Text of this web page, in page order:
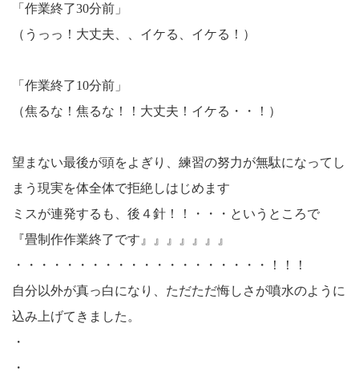
「作業終了30分前」
（うっっ！大丈夫、、イケる、イケる！）
「作業終了10分前」
（焦るな！焦るな！！大丈夫！イケる・・！）
望まない最後が頭をよぎり、練習の努力が無駄になってし
まう現実を体全体で拒絶しはじめます
ミスが連発するも、後４針！！・・・というところで
『畳制作作業終了です』』』』』』』
・・・・・・・・・・・・・・・・・・・・！！！
自分以外が真っ白になり、ただただ悔しさが噴水のように
込み上げてきました。
・
・